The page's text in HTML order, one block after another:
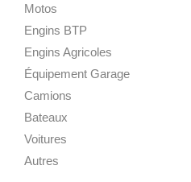
Motos
Engins BTP
Engins Agricoles
Équipement Garage
Camions
Bateaux
Voitures
Autres